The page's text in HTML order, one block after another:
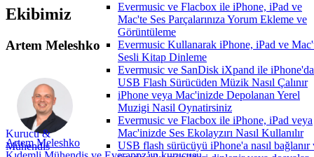
Evermusic ve Flacbox ile iPhone, iPad ve
Mac'te Ses Parçalarınıza Yorum Ekleme ve
Görüntüleme
Evermusic Kullanarak iPhone, iPad ve
Sesli Kitap Dinleme
Evermusic ve SanDisk iXpand ile iPhone'da
USB Flash Sürücüden Müzik Nasıl Çalınır
iPhone veya Mac'inizde Depolanan Yerel
Muzigi Nasil Oynatirsiniz
Evermusic ve Flacbox ile iPhone, iPad veya
Mac'inizde Ses Ekolayzırı Nasıl Kullanılır
USB flash sürücüyü iPhone'a nasıl bağlanır
Ekibimiz
Artem Meleshko
Artem Meleshko
Kurucu &
Mühendis